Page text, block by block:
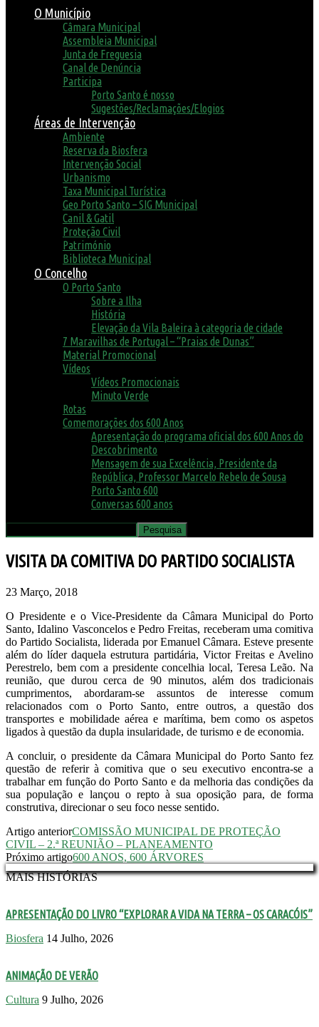
O Município
Câmara Municipal
Assembleia Municipal
Junta de Freguesia
Canal de Denúncia
Participa
Porto Santo é nosso
Sugestões/Reclamações/Elogios
Áreas de Intervenção
Ambiente
Reserva da Biosfera
Intervenção Social
Urbanismo
Taxa Municipal Turística
Geo Porto Santo – SIG Municipal
Canil & Gatil
Proteção Civil
Património
Biblioteca Municipal
O Concelho
O Porto Santo
Sobre a Ilha
História
Elevação da Vila Baleira à categoria de cidade
7 Maravilhas de Portugal – “Praias de Dunas”
Material Promocional
Vídeos
Vídeos Promocionais
Minuto Verde
Rotas
Comemorações dos 600 Anos
Apresentação do programa oficial dos 600 Anos do
Descobrimento
Mensagem de sua Excelência, Presidente da
República, Professor Marcelo Rebelo de Sousa
Porto Santo 600
Conversas 600 anos
VISITA DA COMITIVA DO PARTIDO SOCIALISTA
23 Março, 2018
O Presidente e o Vice-Presidente da Câmara Municipal do Porto
Santo, Idalino Vasconcelos e Pedro Freitas, receberam uma comitiva
do Partido Socialista, liderada por Emanuel Câmara. Esteve presente
além do líder daquela estrutura partidária, Victor Freitas e Avelino
Perestrelo, bem com a presidente concelhia local, Teresa Leão. Na
reunião, que durou cerca de 90 minutos, além dos tradicionais
cumprimentos, abordaram-se assuntos de interesse comum
relacionados com o Porto Santo, entre outros, a questão dos
transportes e mobilidade aérea e marítima, bem como os aspetos
ligados à questão da dupla insularidade, de turismo e de economia.
A concluir, o presidente da Câmara Municipal do Porto Santo fez
questão de referir à comitiva que o seu executivo encontra-se a
trabalhar em função do Porto Santo e da melhoria das condições da
sua população e lançou o repto à sua oposição para, de forma
construtiva, direcionar o seu foco nesse sentido.
Artigo anteriorCOMISSÃO MUNICIPAL DE PROTEÇÃO
CIVIL – 2.ª REUNIÃO – PLANEAMENTO
Próximo artigo600 ANOS, 600 ÁRVORES
MAIS HISTÓRIAS
APRESENTAÇÃO DO LIVRO “EXPLORAR A VIDA NA TERRA – OS CARACÓIS”
Biosfera 14 Julho, 2026
ANIMAÇÃO DE VERÃO
Cultura 9 Julho, 2026